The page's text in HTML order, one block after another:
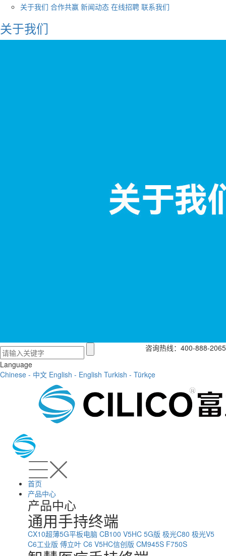
关于我们 合作共赢 新闻动态 在线招聘 联系我们
关于我们
咨询热线：400-888-2065
Language
Chinese - 中文 English - English Turkish - Türkçe
首页
产品中心
产品中心
通用手持终端
CX10超薄5G平板电脑 CB100 V5HC 5G版 极光C80 极光V5
C6工业版 傅立叶 C6 V5HC信创版 CM945S F750S